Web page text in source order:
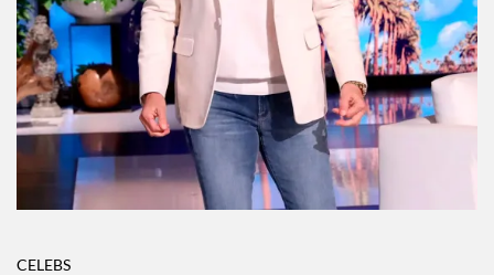
CELEBS